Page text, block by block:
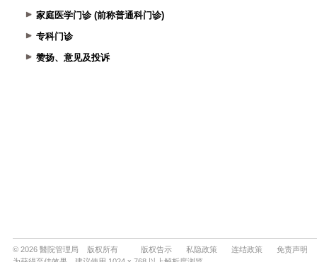
家庭医学门诊 (前称普通科门诊)
专科门诊
赞扬、意见及投诉
© 2026 醫院管理局 版权所有 版权告示 私隐政策 连结政策
免责声明